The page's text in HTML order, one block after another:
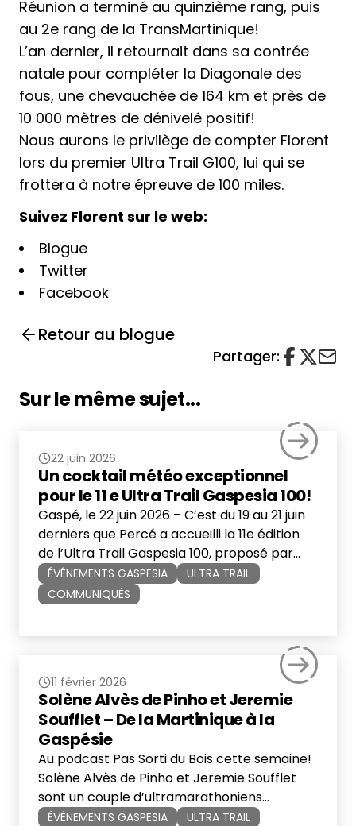
Réunion a terminé au quinzième rang, puis
au 2e rang de la TransMartinique!
L’an dernier, il retournait dans sa contrée
natale pour compléter la Diagonale des
fous, une chevauchée de 164 km et près de
10 000 mètres de dénivelé positif!
Nous aurons le privilège de compter Florent
lors du premier Ultra Trail G100, lui qui se
frottera à notre épreuve de 100 miles.
Suivez Florent sur le web:
Blogue
Twitter
Facebook
Retour au blogue
Partager:
Sur le même sujet...
22 juin 2026
Un cocktail météo exceptionnel
pour le 11 e Ultra Trail Gaspesia 100!
Gaspé, le 22 juin 2026 – C’est du 19 au 21 juin
derniers que Percé a accueilli la 11e édition
de l’Ultra Trail Gaspesia 100, proposé par
Événements Gaspesia. Malgré des
conditions météorologiques parmi les plus
difficiles de l’histoire de l’événement, plus de
ÉVÉNEMENTS GASPESIA
ULTRA TRAIL
COMMUNIQUÉS
11 février 2026
Solène Alvès de Pinho et Jeremie
Soufflet – De la Martinique à la
Gaspésie
Au podcast Pas Sorti du Bois cette semaine!
Solène Alvès de Pinho et Jeremie Soufflet
sont un couple d’ultramarathoniens
martiniquais qui ont eu un véritable coup de
ÉVÉNEMENTS GASPESIA ULTRA TRAIL